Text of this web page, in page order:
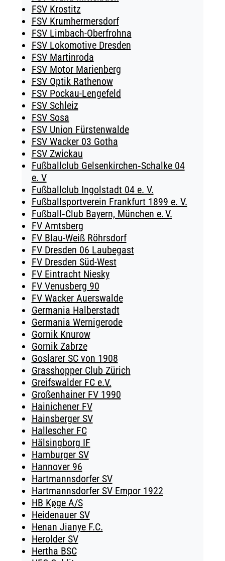
FSV Krostitz
FSV Krumhermersdorf
FSV Limbach-Oberfrohna
FSV Lokomotive Dresden
FSV Martinroda
FSV Motor Marienberg
FSV Optik Rathenow
FSV Pockau-Lengefeld
FSV Schleiz
FSV Sosa
FSV Union Fürstenwalde
FSV Wacker 03 Gotha
FSV Zwickau
Fußballclub Gelsenkirchen‑Schalke 04
e. V
Fußballclub Ingolstadt 04 e. V.
Fußballsportverein Frankfurt 1899 e. V.
Fußball‑Club Bayern, München e. V.
FV Amtsberg
FV Blau-Weiß Röhrsdorf
FV Dresden 06 Laubegast
FV Dresden Süd-West
FV Eintracht Niesky
FV Venusberg 90
FV Wacker Auerswalde
Germania Halberstadt
Germania Wernigerode
Gornik Knurow
Gornik Zabrze
Goslarer SC von 1908
Grasshopper Club Zürich
Greifswalder FC e.V.
Großenhainer FV 1990
Hainichener FV
Hainsberger SV
Hallescher FC
Hälsingborg IF
Hamburger SV
Hannover 96
Hartmannsdorfer SV
Hartmannsdorfer SV Empor 1922
HB Køge A/S
Heidenauer SV
Henan Jianye F.C.
Herolder SV
Hertha BSC